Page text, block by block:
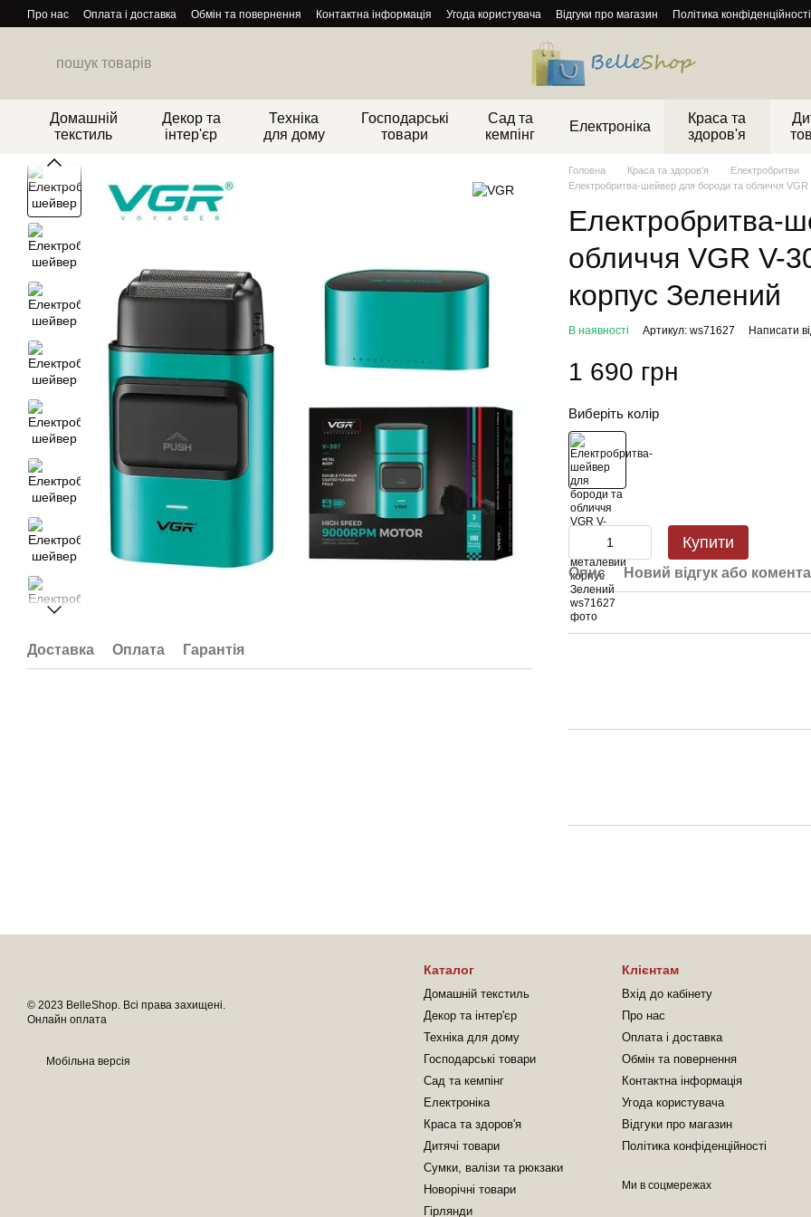
Перейти до основного контенту
Про нас Оплата і доставка Обмін та повернення Контактна інформація Угода користувача Відгуки про магазин Політика конфіденційності
Домашній
текстиль
Декор та
інтер'єр
Техніка
для дому
Господарські
товари
Сад та
кемпінг
Електроніка
Краса та
здоров'я
Доставка Оплата Гарантія
Головна Краса та здоров'я
Електробритви
Електробритва-шейвер для бороди та обличчя
Електробритва-
обличчя VGR V-
корпус Зелений
В наявності Артикул: ws71627 Написати
1 690 грн
Виберіть колір
Купити
Опис Новий відгук або
© 2023 BelleShop. Всі права захищені.
Онлайн оплата
Мобільна версія
Каталог
Домашній текстиль
Декор та інтер'єр
Техніка для дому
Господарські товари
Сад та кемпінг
Електроніка
Краса та здоров'я
Дитячі товари
Сумки, валізи та рюкзаки
Новорічні товари
Гірлянди
Клієнтам
Вхід до кабінету
Про нас
Оплата і доставка
Обмін та повернення
Контактна інформація
Угода користувача
Відгуки про магазин
Політика конфіденційності
Ми в соцмережах